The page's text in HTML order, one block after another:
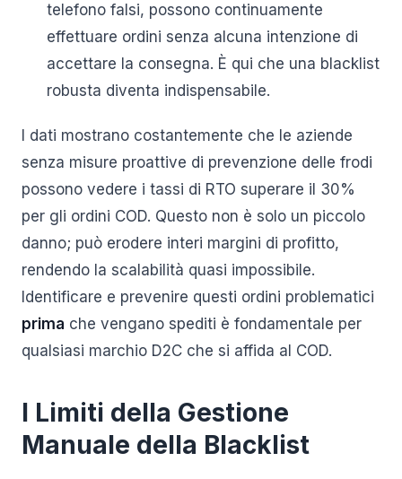
telefono falsi, possono continuamente
effettuare ordini senza alcuna intenzione di
accettare la consegna. È qui che una blacklist
robusta diventa indispensabile.
I dati mostrano costantemente che le aziende
senza misure proattive di prevenzione delle frodi
possono vedere i tassi di RTO superare il 30%
per gli ordini COD. Questo non è solo un piccolo
danno; può erodere interi margini di profitto,
rendendo la scalabilità quasi impossibile.
Identificare e prevenire questi ordini problematici
prima che vengano spediti è fondamentale per
qualsiasi marchio D2C che si affida al COD.
I Limiti della Gestione
Manuale della Blacklist